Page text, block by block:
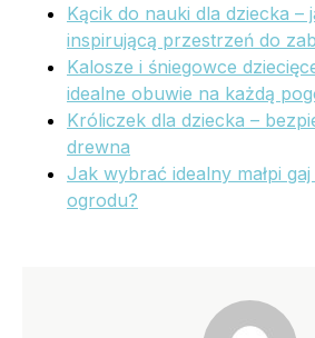
Kącik do nauki dla dziecka –
inspirującą przestrzeń do
Kalosze i śniegowce
idealne obuwie na każdą
Króliczek dla dziecka –
drewna
Jak wybrać idealny małpi
ogrodu?